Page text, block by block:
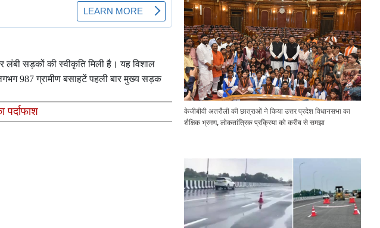
लंबी सड़कों की स्वीकृति मिली है। यह विशाल
987 ग्रामीण बसाहटें पहली बार मुख्य सड़क
केजीबीवी अतरौली की छात्राओं ने किया उत्तर प्रदेश विधानसभा का
शैक्षिक भ्रमण, लोकतांत्रिक प्रक्रिया को करीब से समझा